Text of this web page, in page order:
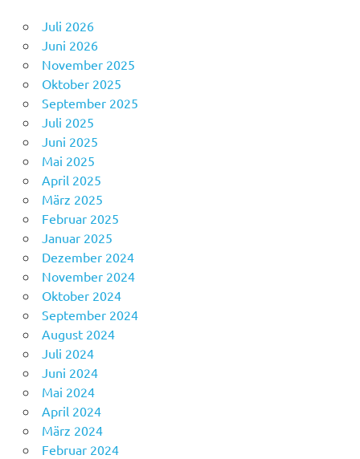
Juli 2026
Juni 2026
November 2025
Oktober 2025
September 2025
Juli 2025
Juni 2025
Mai 2025
April 2025
März 2025
Februar 2025
Januar 2025
Dezember 2024
November 2024
Oktober 2024
September 2024
August 2024
Juli 2024
Juni 2024
Mai 2024
April 2024
März 2024
Februar 2024